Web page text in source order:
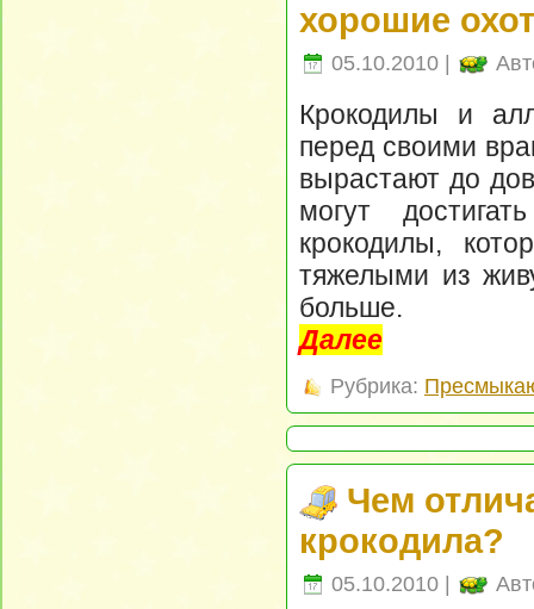
хорошие
05.10.2010 |
Крокодилы и
перед своими
вырастают до
могут
крокодилы,
тяжелыми из
больше.
Далее
Рубрика:
Чем
крокодила?
05.10.2010 |